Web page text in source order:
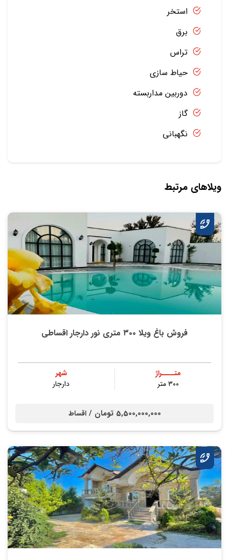
استخر
برق
تراس
حیاط سازی
دوربین مداربسته
گاز
نگهبانی
ویلاهای مرتبط
فروش باغ ویلا ۳۰۰ متری نور دارجار اقساطی
متــــراژ
۳۰۰ متر
شهر
دارجار
5,500,000,000 تومان / اقساط